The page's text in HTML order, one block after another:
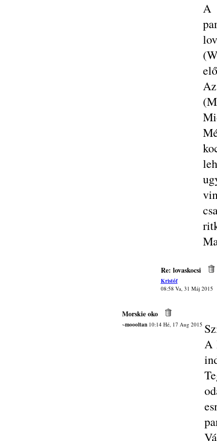
A
Re: lovaskocsi
Kristóf
08:58 Va, 31 Máj 2015
Morskie oko
~moooltan10:14 Hé, 17 Aug 2015
A